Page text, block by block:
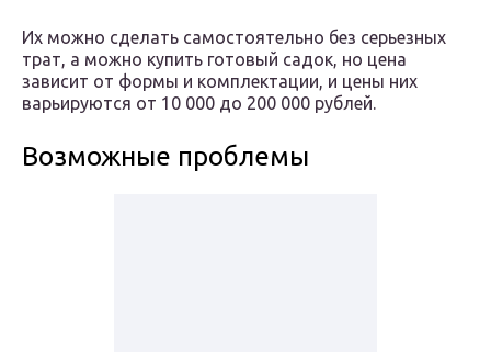
Их можно сделать самостоятельно без серьезных
трат, а можно купить готовый садок, но цена
зависит от формы и комплектации, и цены них
варьируются от 10 000 до 200 000 рублей.
Возможные проблемы